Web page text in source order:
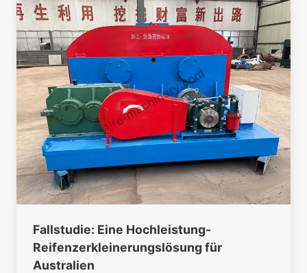
Fallstudie: Eine Hochleistung-
Reifenzerkleinerungslösung für
Australien